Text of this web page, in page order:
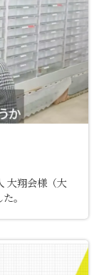
大翔会様（大
。